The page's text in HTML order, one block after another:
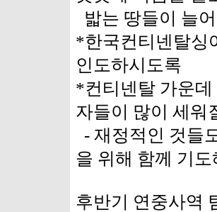
밟는 땅들이 늘
*한국컨티넨탈싱
인도하시도록
*컨티넨탈 가운
자들이 많이 세워
- 재정적인 것들
을 위해 함께 기
후반기 연중사역